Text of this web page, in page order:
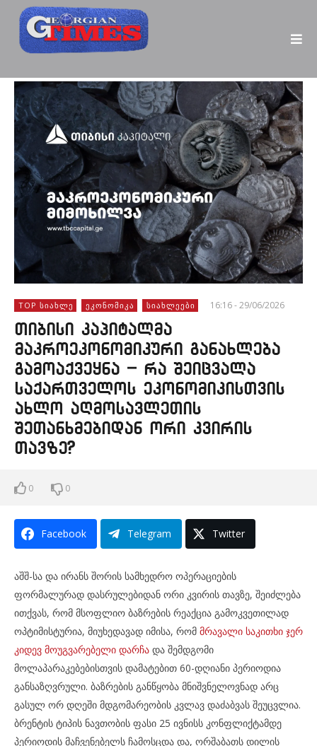
TOP ᲡᲘᲐᲮᲚᲔ ᲔᲙᲝᲜᲝᲛᲘᲙᲐ ᲡᲘᲐᲮᲚᲔᲔᲑᲘ 16:16 - 29/06/2026
თიბისი კაპიტალმა
მაკროეკონომიკური განახლება
გამოაქვეყნა – რა შეიცვალა
საქართველოს ეკონომიკისთვის
ახლო აღმოსავლეთის
შეთანხმებიდან ორი კვირის
თავზე?
0 0
Facebook Telegram Twitter
აშშ-სა და ირანს შორის სამხედრო ოპერაციების
ფორმალურად დასრულებიდან ორი კვირის თავზე, შეიძლება
ითქვას, რომ მსოფლიო ბაზრების რეაქცია გამოკვეთილად
ოპტიმისტურია, მიუხედავად იმისა, რომ მრავალი საკითხი ჯერ
კიდევ მოუგვარებელი დარჩა და შემდგომი
მოლაპარაკებებისთვის დამატებით 60-დღიანი პერიოდია
განსაზღვრული. ბაზრების განწყობა მნიშვნელოვნად არც
გასულ ორ დღეში მდგომარეობის კვლავ დაძაბვას შეუცვლია.
ბრენტის ტიპის ნავთობის ფასი 25 ივნისს კონფლიქტამდე
პერიოდის მაჩვენებელს ჩამოსცდა და, ორშაბათს დილის